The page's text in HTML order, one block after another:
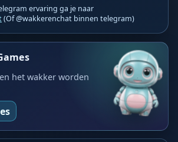
ervaring ga je naar
(Of @wakkerenchat binnen telegram)
het wakker worden